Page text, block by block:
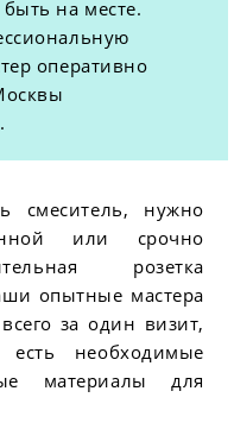
на месте.
оперативно
смеситель, нужно
или срочно
розетка
опытные мастера
за один визит,
необходимые
материалы для